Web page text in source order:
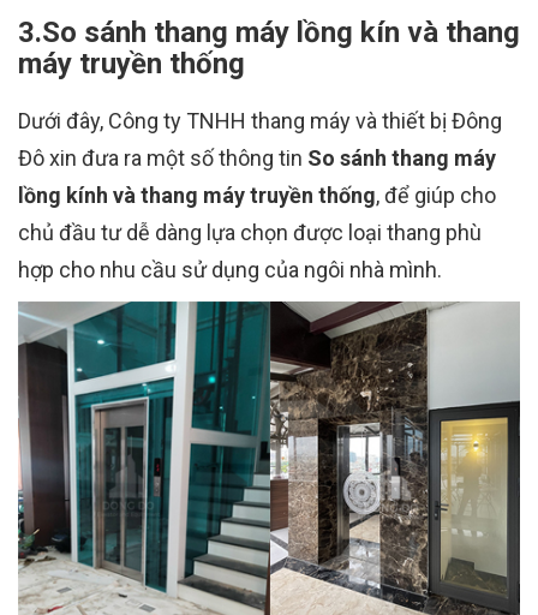
3.So sánh thang máy lồng kín và thang
máy truyền thống
Dưới đây, Công ty TNHH thang máy và thiết bị Đông
Đô xin đưa ra một số thông tin So sánh thang máy
lồng kính và thang máy truyền thống, để giúp cho
chủ đầu tư dễ dàng lựa chọn được loại thang phù
hợp cho nhu cầu sử dụng của ngôi nhà mình.